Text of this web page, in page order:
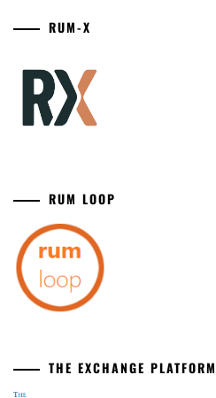
RUM-X
RUM LOOP
THE EXCHANGE PLATFORM